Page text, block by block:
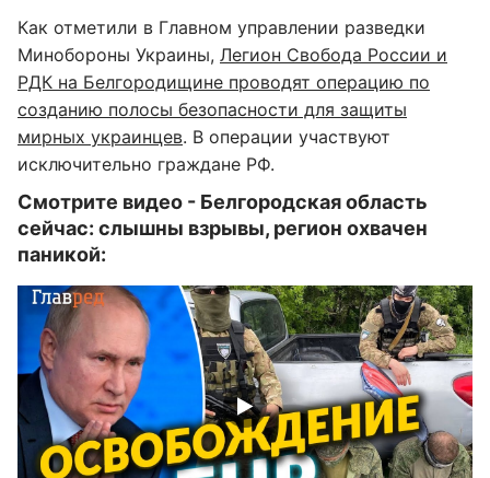
Как отметили в Главном управлении разведки
Минобороны Украины, Легион Свобода России и
РДК на Белгородищине проводят операцию по
созданию полосы безопасности для защиты
мирных украинцев. В операции участвуют
исключительно граждане РФ.
Смотрите видео - Белгородская область
сейчас: слышны взрывы, регион охвачен
паникой: